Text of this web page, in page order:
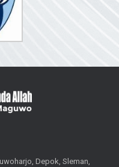
Depok, Sleman,